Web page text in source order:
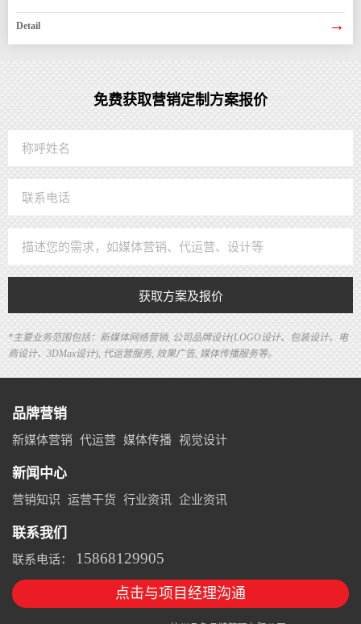
Detail →
免费获取营销定制方案报价
获取方案及报价
*主要业务范围包括：新媒体网络营销, 公司品牌设计(LOGO设计、包装设计、电
商设计、3DMax设计), 代运营服务, 效果广告, 媒体传播服务等。
品牌营销
新媒体营销 代运营 媒体传播 视觉设计
新闻中心
营销知识 运营干货 行业资讯 企业资讯
联系我们
联系电话： 15868129905
点击与项目经理沟通